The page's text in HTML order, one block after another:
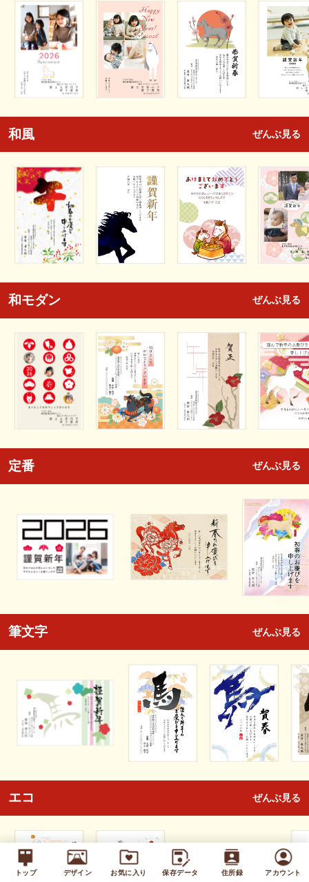
トップ デザイン お気に入り 保存データ 住所録 アカウント
和風 ぜんぶ見る
和モダン ぜんぶ見る
定番 ぜんぶ見る
筆文字 ぜんぶ見る
エコ ぜんぶ見る